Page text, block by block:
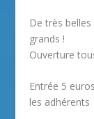
De très
grands !
Ouverture
Entrée 5
les adhérents